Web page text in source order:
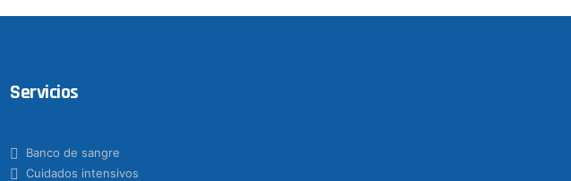
Servicios
Banco de sangre
Cuidados intensivos